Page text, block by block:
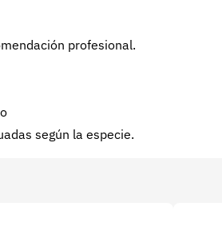
profesional.
según la especie.